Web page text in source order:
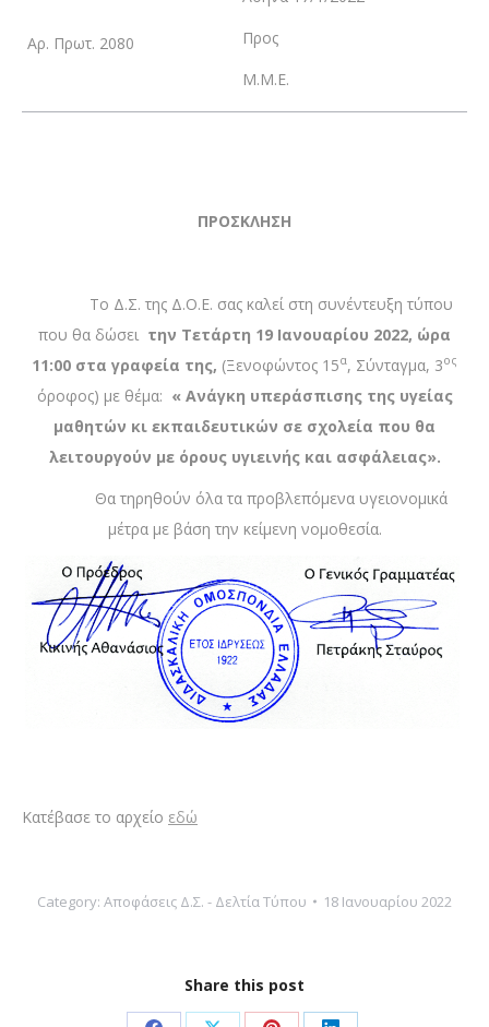
Αρ. Πρωτ. 2080
Προς
Μ.Μ.Ε.
ΠΡΟΣΚΛΗΣΗ
Το Δ.Σ. της Δ.Ο.Ε. σας καλεί στη συνέντευξη τύπου
που θα δώσει την Τετάρτη 19 Ιανουαρίου 2022, ώρα
11:00 στα γραφεία της, (Ξενοφώντος 15α, Σύνταγμα, 3ος
όροφος) με θέμα: « Ανάγκη υπεράσπισης της υγείας
μαθητών κι εκπαιδευτικών σε σχολεία που θα
λειτουργούν με όρους υγιεινής και ασφάλειας».
Θα τηρηθούν όλα τα προβλεπόμενα υγειονομικά
μέτρα με βάση την κείμενη νομοθεσία.
Κατέβασε το αρχείο εδώ
Category: Αποφάσεις Δ.Σ. - Δελτία Τύπου 18 Ιανουαρίου 2022
Share this post